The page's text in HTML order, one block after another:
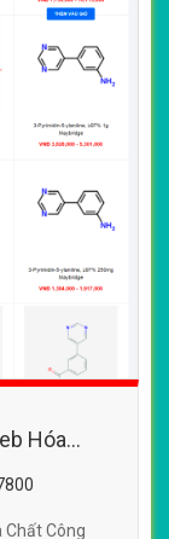
Hóa
Chất Công